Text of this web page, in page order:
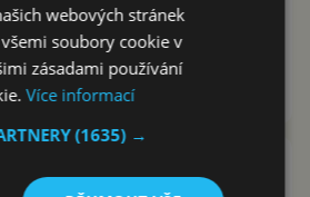
nás změní mobily? Už za 80
můžou zmenšit mozek a
tělo
Altman3.7.2019
do prodeje a má nový
webových stránek
soubory cookie v
zásadami používání
Více informací
(1635) →